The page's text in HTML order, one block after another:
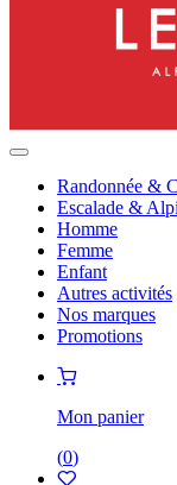
Randonnée &
Escalade &
Homme
Femme
Enfant
Autres activités
Nos marques
Promotions
Mon panier
(0)